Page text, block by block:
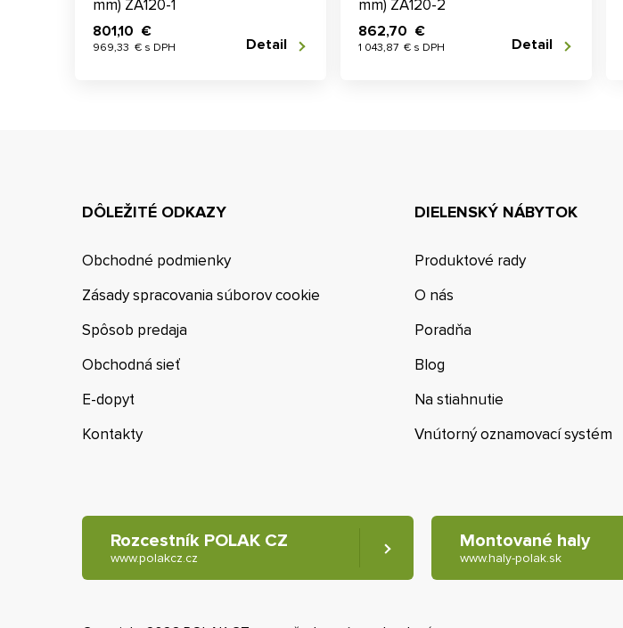
mm) ZA120-1
801,10 €
969,33 € s DPH Detail
mm) ZA120-2
862,70 €
1 043,87 € s DPH Detail
DÔLEŽITÉ ODKAZY
Obchodné podmienky
Zásady spracovania súborov cookie
Spôsob predaja
Obchodná sieť
E-dopyt
Kontakty
DIELENSKÝ NÁBYTOK
Produktové rady
O nás
Poradňa
Blog
Na stiahnutie
Vnútorný oznamovací systém
Rozcestník POLAK CZ
www.polakcz.cz
Montované haly
www.haly-polak.sk